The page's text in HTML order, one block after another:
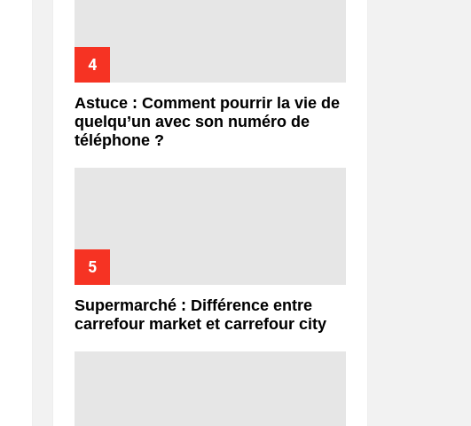
Astuce : Comment pourrir la vie de
quelqu’un avec son numéro de
téléphone ?
Supermarché : Différence entre
carrefour market et carrefour city